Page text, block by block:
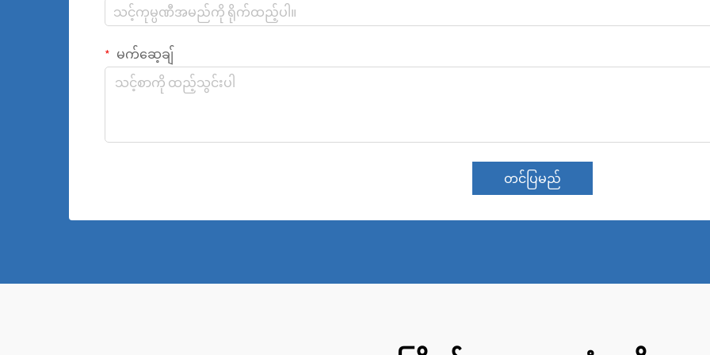
မက်ဆေ့ချ်
တင်ပြမည်